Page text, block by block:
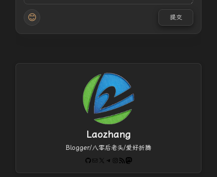
😊 提交
Laozhang
Blogger/八零后老头/爱好折腾
GitHub
电子邮件 X Telegram
Instagram
RSS FeedMastodon